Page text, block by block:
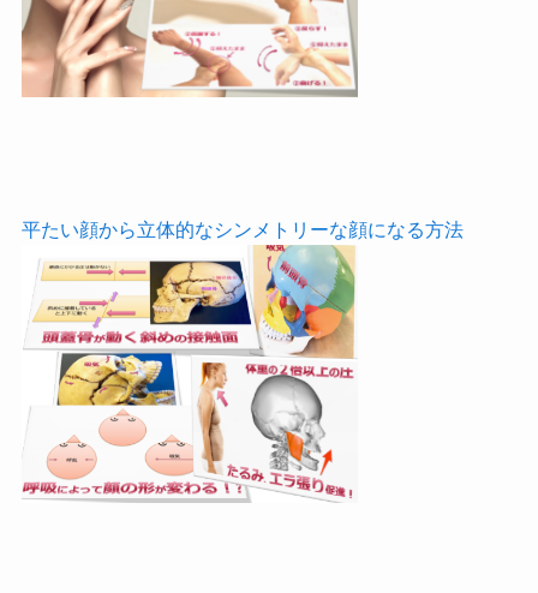
平たい顔から立体的なシンメトリーな顔になる方法